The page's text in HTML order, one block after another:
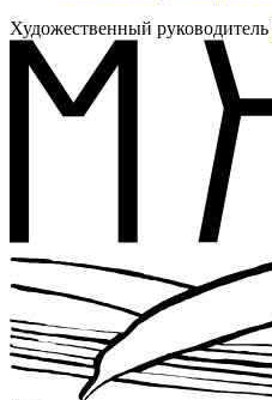
Художественный руководитель